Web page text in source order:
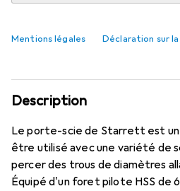
Mentions légales Déclaration sur
Informations sur
Description
Le porte-scie de Starrett est un
être utilisé avec une variété de
percer des trous de diamètres
Équipé d'un foret pilote HSS de